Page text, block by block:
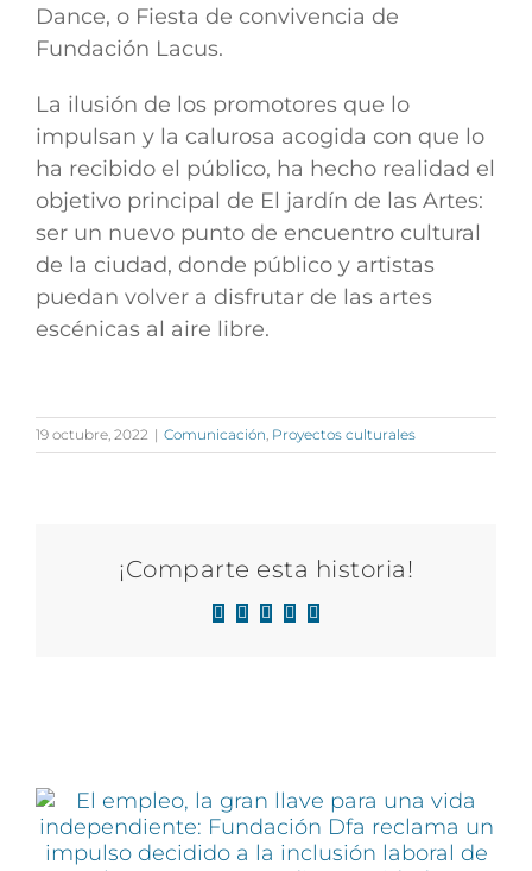
Dance, o Fiesta de convivencia de
Fundación Lacus.
La ilusión de los promotores que lo
impulsan y la calurosa acogida con que lo
ha recibido el público, ha hecho realidad el
objetivo principal de El jardín de las Artes:
ser un nuevo punto de encuentro cultural
de la ciudad, donde público y artistas
puedan volver a disfrutar de las artes
escénicas al aire libre.
19 octubre, 2022 | Comunicación Proyectos culturales
¡Comparte esta historia!
Facebook
X LinkedIn
WhatsApp
Correo